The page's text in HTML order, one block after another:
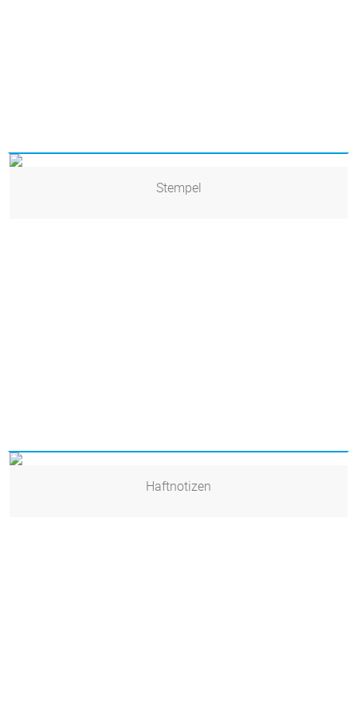
Stempel
Haftnotizen